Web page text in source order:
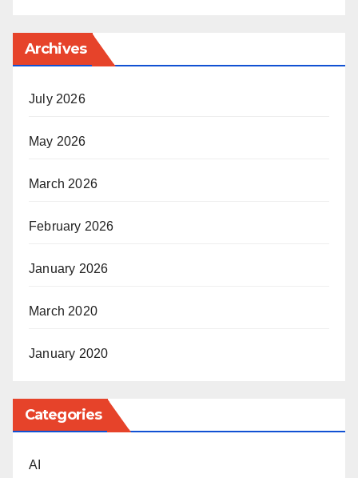
Archives
July 2026
May 2026
March 2026
February 2026
January 2026
March 2020
January 2020
Categories
AI